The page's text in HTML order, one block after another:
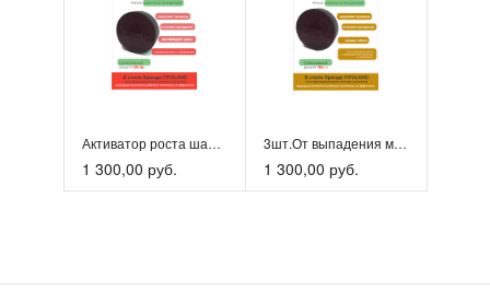
Активатор роста шампунь «Мумие Алтайское 3» 3 шт
1 300,00 руб.
3шт.От выпадения маска шампунь с мумие и лимоном
1 300,00 руб.